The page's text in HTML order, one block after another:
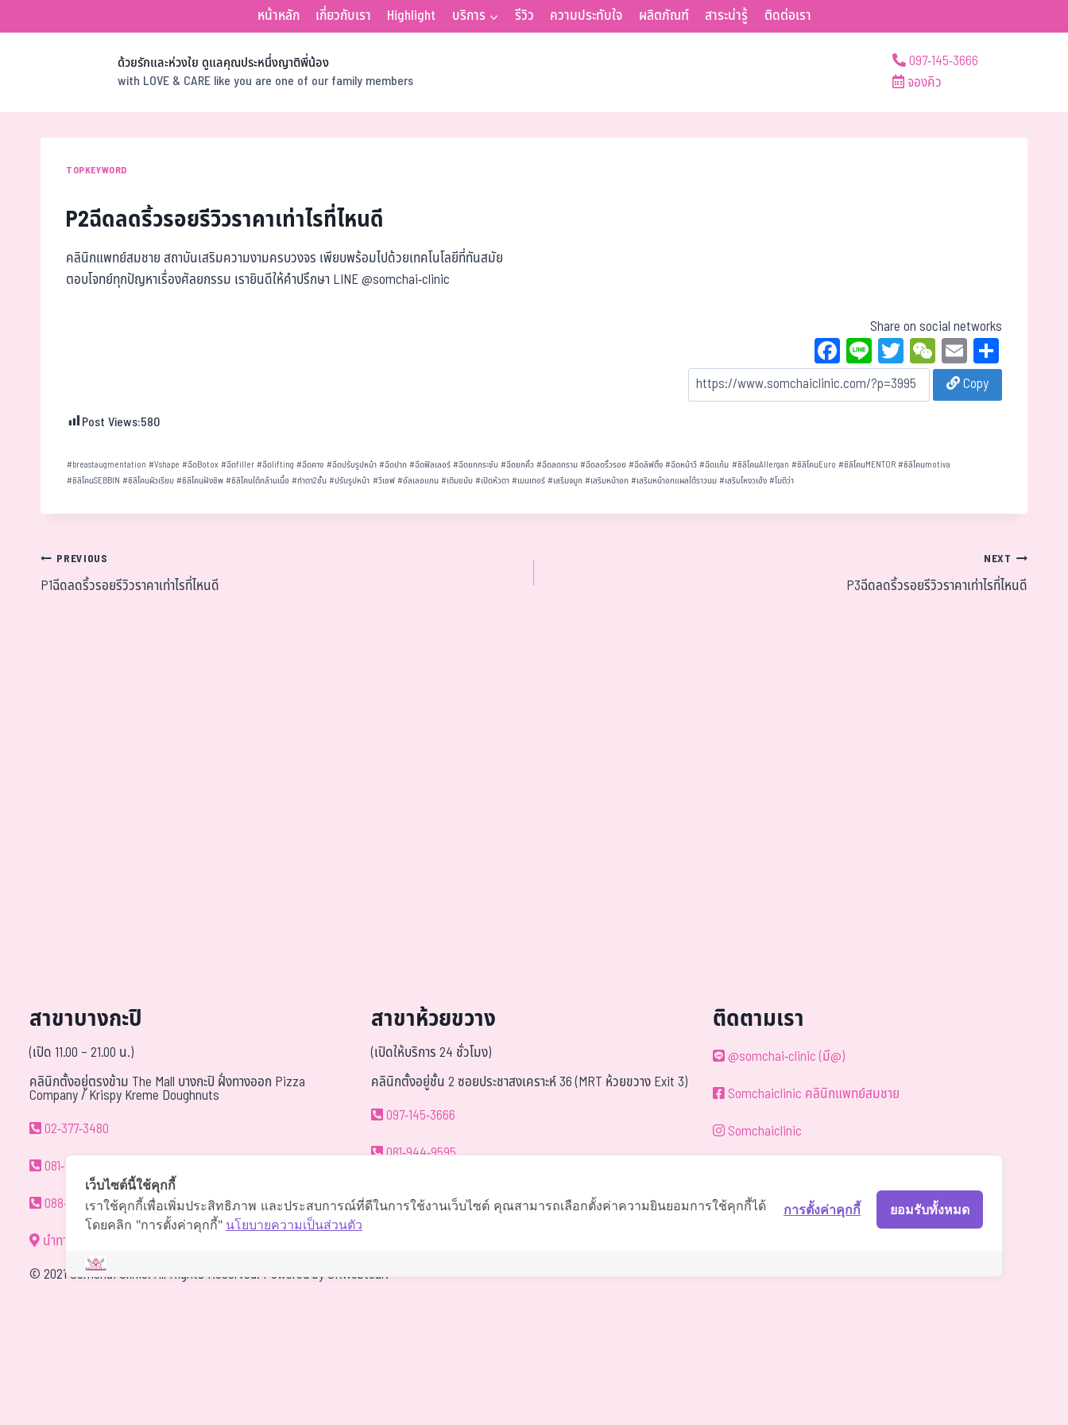
หน้าหลัก เกี่ยวกับเรา Highlight บริการ รีวิว ความประทับใจ ผลิตภัณฑ์ สาระน่ารู้ ติดต่อเรา
ด้วยรักและห่วงใย ดูแลคุณประหนึ่งญาติพี่น้อง
with LOVE & CARE like you are one of our family members
097-145-3666
จองคิว
TOPKEYWORD
P2ฉีดลดริ้วรอยรีวิวราคาเท่าไรที่ไหนดี
คลินิกแพทย์สมชาย สถาบันเสริมความงามครบวงจร เพียบพร้อมไปด้วยเทคโนโลยีที่ทันสมัย
ตอบโจทย์ทุกปัญหาเรื่องศัลยกรรม เรายินดีให้คำปรึกษา LINE @somchai-clinic
Share on social networks
Fa
ce
bo
Li
ne
T
wi
tt
W
eC
ha
E
m
ail
Copy
Post Views:580
#breastaugmentation #Vshape #ฉีดBotox#ฉีดfiller#ฉีดlifting #ฉีดคาง #ฉีดปรับรูปหน้า #ฉีดปาก#ฉีดฟิลเลอร์#ฉีดยกกระชับ#ฉีดยกคิ้ว#ฉีดลดกราม#ฉีดลดริ้วรอย #ฉีดลิฟติ้ง#ฉีดหน้าวี #ฉีดแก้ม #ซิลิโคนAllergan #ซิลิโคนEuro #ซิลิโคนMENTOR#ซิลิโคนmotiva
#ซิลิโคนSEBBIN #ซิลิโคนผิวเรียบ#ซิลิโคนฝังชิพ#ซิลิโคนใต้กล้ามเนื้อ #ทำตา2ชั้น #ปรับรูปหน้า #วีเชฟ #อัลเลอแกน#เติมขมับ#เปิดหัวตา#เมนเทอร์#เสริมจมูก#เสริมหน้าอก#เสริมหน้าอกแผลใต้ราวนม#เสริมโหงวเฮ้ง #โมติว่า
PREVIOUS
P1ฉีดลดริ้วรอยรีวิวราคาเท่าไรที่ไหนดี
NEXT
P3ฉีดลดริ้วรอยรีวิวราคาเท่าไรที่ไหนดี
สาขาบางกะปิ
(เปิด 11.00 – 21.00 น.)
คลินิกตั้งอยู่ตรงข้าม The Mall บางกะปิ ฝั่งทางออก Pizza
Company / Krispy Kreme Doughnuts
02-377-3480
081-940-9595
088-088-0294
นำทาง
สาขาห้วยขวาง
(เปิดให้บริการ 24 ชั่วโมง)
คลินิกตั้งอยู่ชั้น 2 ซอยประชาสงเคราะห์ 36 (MRT ห้วยขวาง Exit 3)
097-145-3666
081-944-9595
ติดตามเรา
@somchai-clinic (มี@)
Somchaiclinic คลินิกแพทย์สมชาย
Somchaiclinic
Somchai Clinic
©2021 Somchai Clinic. All Rights Reserved. Powered by OKWebtour.
เว็บไซต์นี้ใช้คุกกี้
เราใช้คุกกี้เพื่อเพิ่มประสิทธิภาพ และประสบการณ์ที่ดีในการใช้งานเว็บไซต์ คุณสามารถเลือกตั้งค่าความยินยอมการใช้คุกกี้ได้
โดยคลิก "การตั้งค่าคุกกี้" นโยบายความเป็นส่วนตัว
ยอมรับทั้งหมด
การตั้งค่าคุกกี้